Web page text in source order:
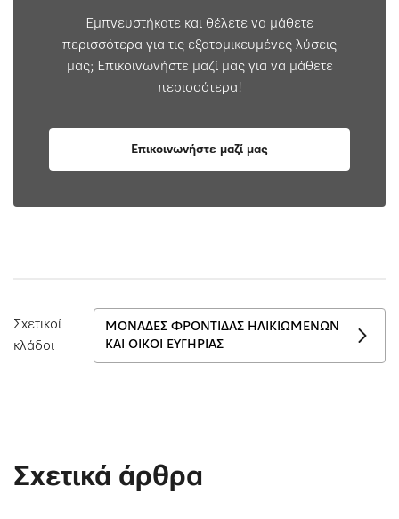
Εμπνευστήκατε και θέλετε να μάθετε
περισσότερα για τις εξατομικευμένες λύσεις
μας; Επικοινωνήστε μαζί μας για να μάθετε
περισσότερα!
Επικοινωνήστε μαζί μας
Σχετικοί
κλάδοι
ΜΟΝΆΔΕΣ ΦΡΟΝΤΊΔΑΣ ΗΛΙΚΙΩΜΈΝΩΝ
ΚΑΙ ΟΊΚΟΙ ΕΥΓΗΡΊΑΣ
Σχετικά άρθρα